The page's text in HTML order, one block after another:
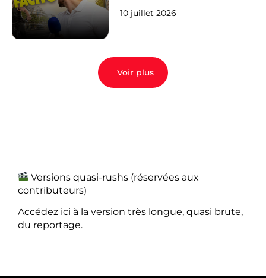
10 juillet 2026
Voir plus
Versions quasi-rushs (réservées aux
contributeurs)
Accédez ici à la version très longue, quasi brute,
du reportage.